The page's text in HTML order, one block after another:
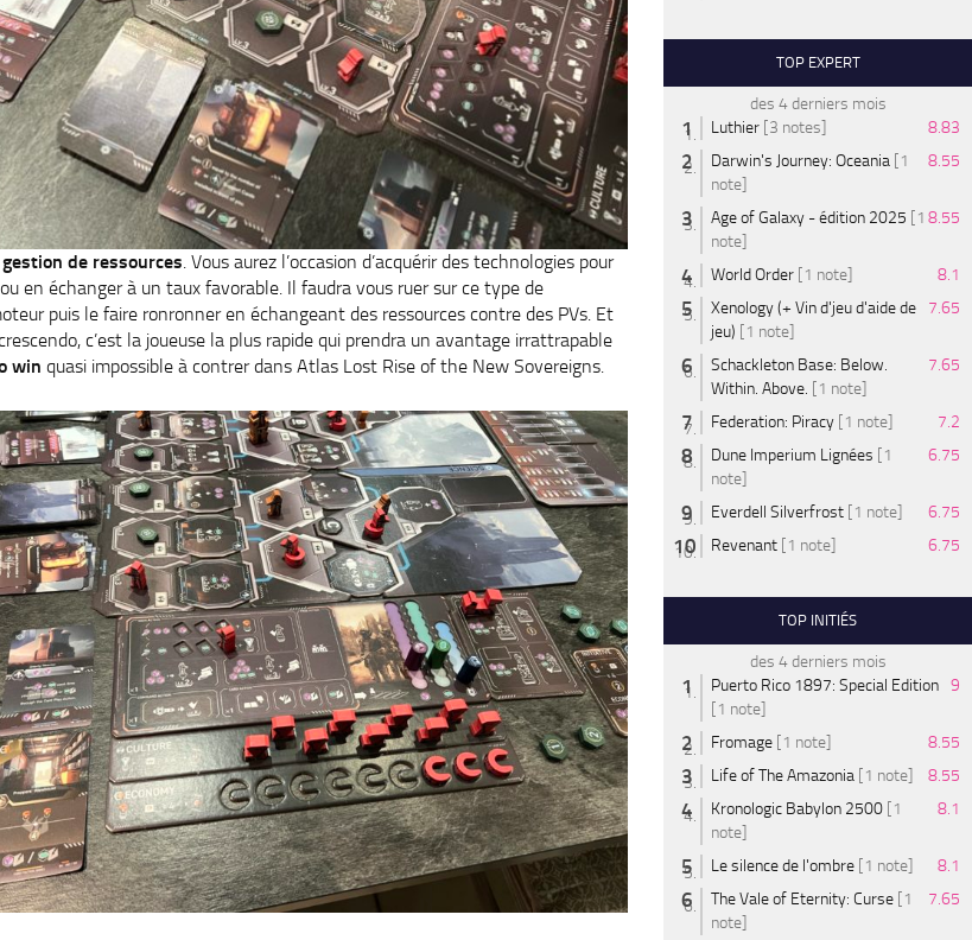
gestion de ressources. Vous aurez l’occasion d’acquérir des technologies pour
en échanger à un taux favorable. Il faudra vous ruer sur ce type de
puis le faire ronronner en échangeant des ressources contre des PVs. Et
c’est la joueuse la plus rapide qui prendra un avantage irrattrapable
win quasi impossible à contrer dans Atlas Lost Rise of the New Sovereigns.
TOP EXPERT
des 4 derniers mois
Luthier [3 notes]
8.83
Darwin's Journey: Oceania [1
note]
8.55
Age of Galaxy - édition 2025 [1
note]
8.55
World Order [1 note]
8.1
Xenology (+ Vin d'jeu d'aide de
jeu) [1 note]
7.65
Schackleton Base: Below.
Within. Above. [1 note]
7.65
Federation: Piracy [1 note]
7.2
Dune Imperium Lignées [1
note]
6.75
Everdell Silverfrost [1 note]
6.75
Revenant [1 note] 6.75
TOP INITIÉS
des 4 derniers mois
Puerto Rico 1897: Special Edition
[1 note]
9
Fromage [1 note]
8.55
Life of The Amazonia [1 note]
8.55
Kronologic Babylon 2500 [1
note]
8.1
Le silence de l'ombre [1 note]
8.1
The Vale of Eternity: Curse [1
note]
7.65